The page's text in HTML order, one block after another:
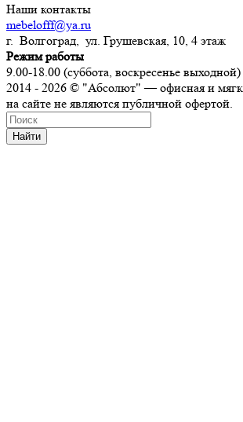
Наши контакты
mebelofff@ya.ru
г. Волгоград, ул. Грушевская, 10, 4 этаж
Режим работы
9.00-18.00 (суббота, воскресенье выходной)
2014 - 2026 © "Абсолют" — офисная и
на сайте не являются публичной офертой.
Найти